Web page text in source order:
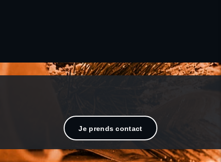
Je prends contact